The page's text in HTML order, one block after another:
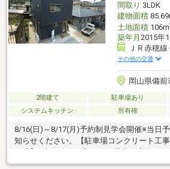
間取り 3LDK
建物面積
土地面積106m
築年月 2015年
ＪＲ赤穂
その他の交通
岡山県備前
2階建て 駐車場あり
システムキッチン
所有権
8/16(日)～8/17(月)予約制見学会開催※当日
知らせください。【駐車場コンクリート工事
合せください。自社売主物件につき随時内